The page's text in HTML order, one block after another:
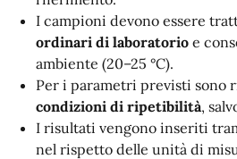
I campioni devono essere
ordinari di laboratorio e
ambiente (20–25 °C).
Per i parametri previsti sono
condizioni di ripetibilità,
I risultati vengono inseriti
nel rispetto delle unità di